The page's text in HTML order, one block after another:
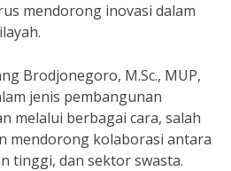
mendorong inovasi dalam
Brodjonegoro, M.Sc., MUP,
jenis pembangunan
melalui berbagai cara, salah
mendorong kolaborasi antara
tinggi, dan sektor swasta.